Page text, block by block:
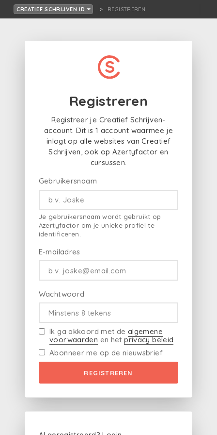
CREATIEF SCHRIJVEN ID REGISTREREN
Registreren
Registreer je Creatief Schrijven-
account. Dit is 1 account waarmee je
inlogt op alle websites van Creatief
Schrijven, ook op Azertyfactor en
cursussen.
Gebruikersnaam
Je gebruikersnaam wordt gebruikt op
Azertyfactor om je unieke profiel te
identificeren.
E-mailadres
Wachtwoord
Ik ga akkoord met de algemene
voorwaarden en hetprivacy beleid
Abonneer me op de nieuwsbrief
REGISTREREN